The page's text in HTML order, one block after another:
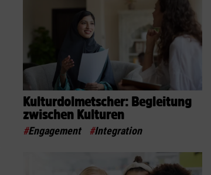
Kulturdolmetscher: Begleitung
zwischen Kulturen
#Engagement #Integration